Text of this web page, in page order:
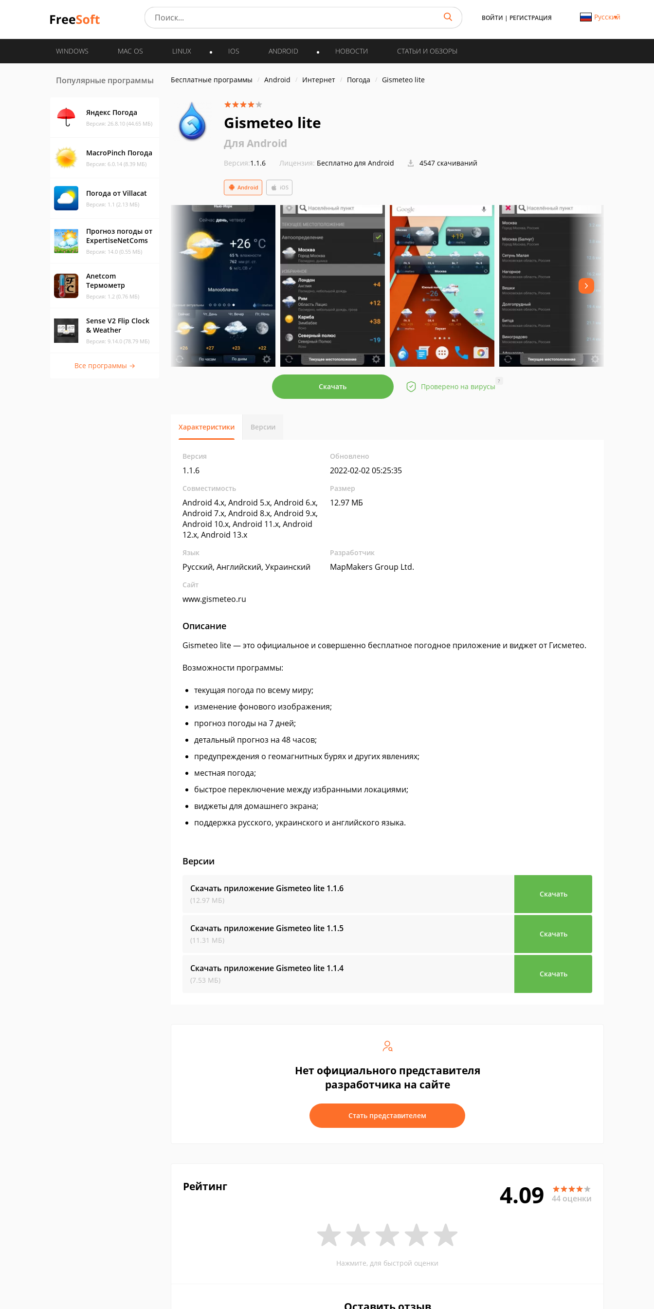
ВОЙТИ | РЕГИСТРАЦИЯ Русский
WINDOWS MAC OS LINUX IOS ANDROID НОВОСТИ СТАТЬИ И ОБЗОРЫ
Популярные программы
Яндекс Погода
Версия: 26.8.10 (44.65 МБ)
MacroPinch Погода
Версия: 6.0.14 (8.39 МБ)
Погода от Villacat
Версия: 1.1 (2.13 МБ)
Прогноз погоды от
ExpertiseNetComs
Версия: 14.0 (0.55 МБ)
Anetcom
Термометр
Версия: 1.2 (0.76 МБ)
Sense V2 Flip Clock
& Weather
Версия: 9.14.0 (78.79 МБ)
Все программы →
Бесплатные программы Android Интернет Погода Gismeteo lite
Gismeteo lite
Для Android
Версия:1.1.6 Лицензия: Бесплатно для Android 4547 скачиваний
Android iOS
Скачать Проверено на вирусы
?
Характеристики Версии
Версия
1.1.6
Обновлено
2022-02-02 05:25:35
Совместимость
Android 4.x, Android 5.x, Android 6.x,
Android 7.x, Android 8.x, Android 9.x,
Android 10.x, Android 11.x, Android
12.x, Android 13.x
Размер
12.97 МБ
Язык
Русский, Английский, Украинский
Разработчик
MapMakers Group Ltd.
Сайт
www.gismeteo.ru
Описание
Gismeteo lite — это официальное и совершенно бесплатное погодное приложение и виджет от Гисметео.
Возможности программы:
текущая погода по всему миру;
изменение фонового изображения;
прогноз погоды на 7 дней;
детальный прогноз на 48 часов;
предупреждения о геомагнитных бурях и других явлениях;
местная погода;
быстрое переключение между избранными локациями;
виджеты для домашнего экрана;
поддержка русского, украинского и английского языка.
Версии
Скачать приложение Gismeteo lite 1.1.6
(12.97 МБ)
Скачать
Скачать приложение Gismeteo lite 1.1.5
(11.31 МБ)
Скачать
Скачать приложение Gismeteo lite 1.1.4
(7.53 МБ)
Скачать
Нет официального представителя
разработчика на сайте
Стать представителем
Рейтинг 4.09 44 оценки
Нажмите, для быстрой оценки